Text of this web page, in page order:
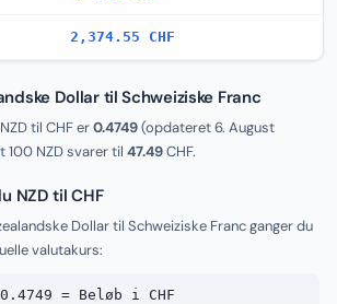
2,374.55 CHF
Dollar til Schweiziske Franc
til CHF er0.4749(opdateret6. August
100 NZD svarer til 47.49CHF.
NZD til CHF
Dollar til Schweiziske Franc ganger du
valutakurs:
= Beløb i CHF